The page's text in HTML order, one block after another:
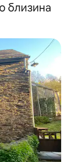
близина